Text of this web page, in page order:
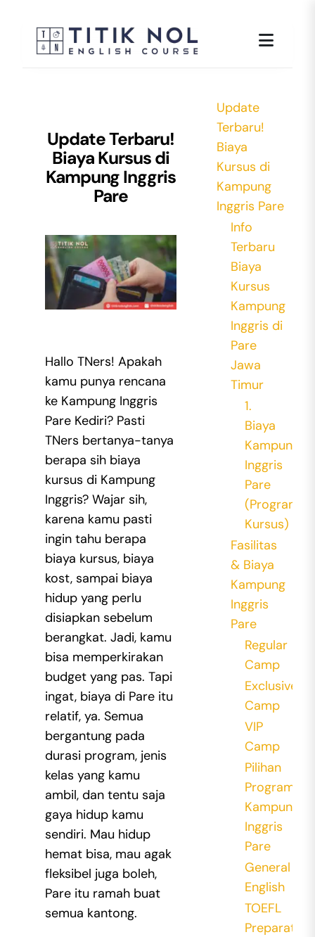
content
Update Terbaru!
Biaya Kursus di
Kampung Inggris
Pare
Hallo TNers! Apakah
kamu punya rencana
ke Kampung Inggris
Pare Kediri? Pasti
TNers bertanya-tanya
berapa sih biaya
kursus di Kampung
Inggris?Wajar sih,
karena kamu pasti
ingin tahu berapa
biaya kursus, biaya
kost, sampai biaya
hidup yang perlu
disiapkan sebelum
berangkat. Jadi, kamu
bisa memperkirakan
budget yang pas. Tapi
ingat, biaya di Pare itu
relatif, ya. Semua
bergantung pada
durasi program, jenis
kelas yang kamu
ambil, dan tentu saja
gaya hidup kamu
sendiri. Mau hidup
hemat bisa, mau agak
fleksibel juga boleh,
Pare itu ramah buat
semua kantong.
Update
Terbaru!
Biaya
Kursus di
Kampung
Inggris Pare
Info
Terbaru
Biaya
Kursus
Kampung
Inggris di
Pare
Jawa
Timur
1.
Biaya
Kampung
Inggris
Pare
(Program
Kursus)
Fasilitas
& Biaya
Kampung
Inggris
Pare
Regular
Camp
Exclusive
Camp
VIP
Camp
Pilihan
Program
Kampung
Inggris
Pare
General
English
TOEFL
Preparation